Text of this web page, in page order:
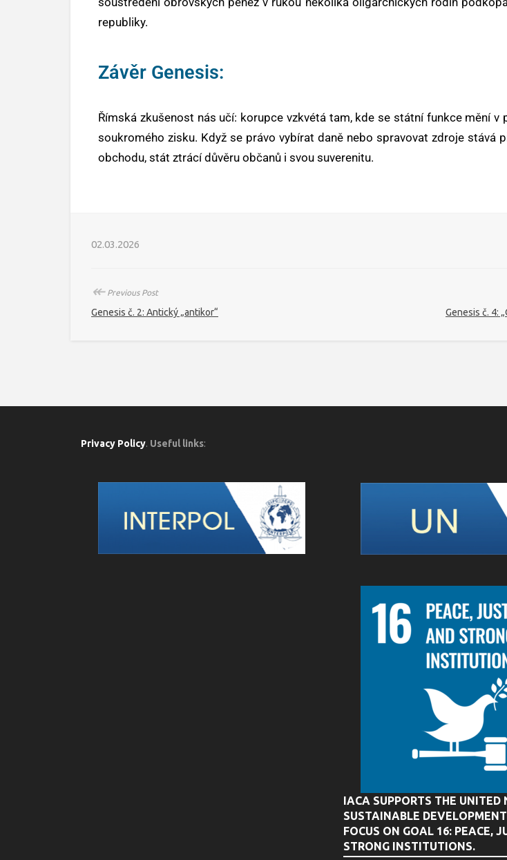
republiky.
Závěr Genesis:
Římská zkušenost nás učí: korupce vzkvétá tam, kde se státní funkce mění v
soukromého zisku. Když se právo vybírat daně nebo spravovat zdroje stává
obchodu, stát ztrácí důvěru občanů i svou suverenitu.
02.03.2026
↞Previous Post
Genesis č. 2: Antický „antikor“ Genesis č. 4:
Privacy Policy. Useful links:
IACA SUPPORTS THE UNITED
SUSTAINABLE
FOCUS ON GOAL 16: PEACE,
STRONG INSTITUTIONS.